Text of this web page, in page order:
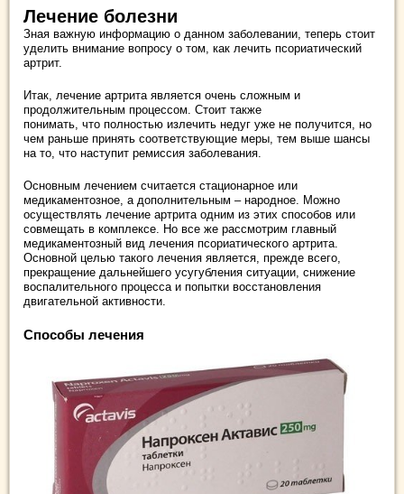
Лечение болезни
Зная важную информацию о данном заболевании, теперь стоит
уделить внимание вопросу о том, как лечить псориатический
артрит.
Итак, лечение артрита является очень сложным и
продолжительным процессом. Стоит также
понимать, что полностью излечить недуг уже не получится, но
чем раньше принять соответствующие меры, тем выше шансы
на то, что наступит ремиссия заболевания.
Основным лечением считается стационарное или
медикаментозное, а дополнительным – народное. Можно
осуществлять лечение артрита одним из этих способов или
совмещать в комплексе. Но все же рассмотрим главный
медикаментозный вид лечения псориатического артрита.
Основной целью такого лечения является, прежде всего,
прекращение дальнейшего усугубления ситуации, снижение
воспалительного процесса и попытки восстановления
двигательной активности.
Способы лечения